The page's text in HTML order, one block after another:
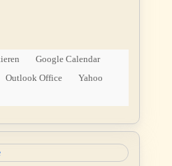
Google Calendar
Outlook Office
Yahoo